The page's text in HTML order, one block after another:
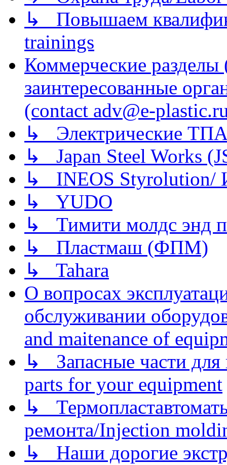
↳ Повышаем
trainings
Коммерческие
заинтересованные
(contact adv@e-
↳ Электрические
↳ Japan Steel Works
↳ INEOS
↳ YUDO
↳ Тимити молдс энд
↳ Пластмаш (ФПМ)
↳ Tahara
О вопросах
обслуживании
and maitenance of
↳ Запасные части для
parts for your equipment
↳
ремонта/Injection
↳ Наши дорогие